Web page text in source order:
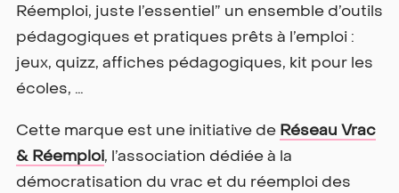
Réemploi, juste l’essentiel” un ensemble d’outils
pédagogiques et pratiques prêts à l’emploi :
jeux, quizz, affiches pédagogiques, kit pour les
écoles, …
Cette marque est une initiative de Réseau Vrac
& Réemploi, l’association dédiée à la
démocratisation du vrac et du réemploi des